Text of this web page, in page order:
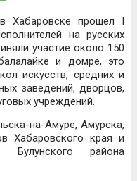
прошел I
на русских
участие около 150
и домре, это
искусств, средних и
заведений, дворцов,
учреждений.
на-Амуре, Амурска,
Хабаровского края и
Булунского района